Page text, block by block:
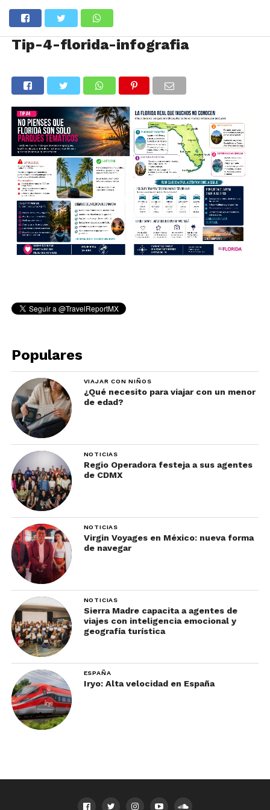
Tip-4-florida-infografia
Populares
VIAJAR CON NIÑOS
¿Qué necesito para viajar con un menor
de edad?
NOTICIAS
Regio Operadora festeja a sus agentes
de CDMX
NOTICIAS
Virgin Voyages en México: nueva forma
de navegar
NOTICIAS
Sierra Madre capacita a agentes de
viajes con inteligencia emocional y
geografía turística
ESPAÑA
Iryo: Alta velocidad en España